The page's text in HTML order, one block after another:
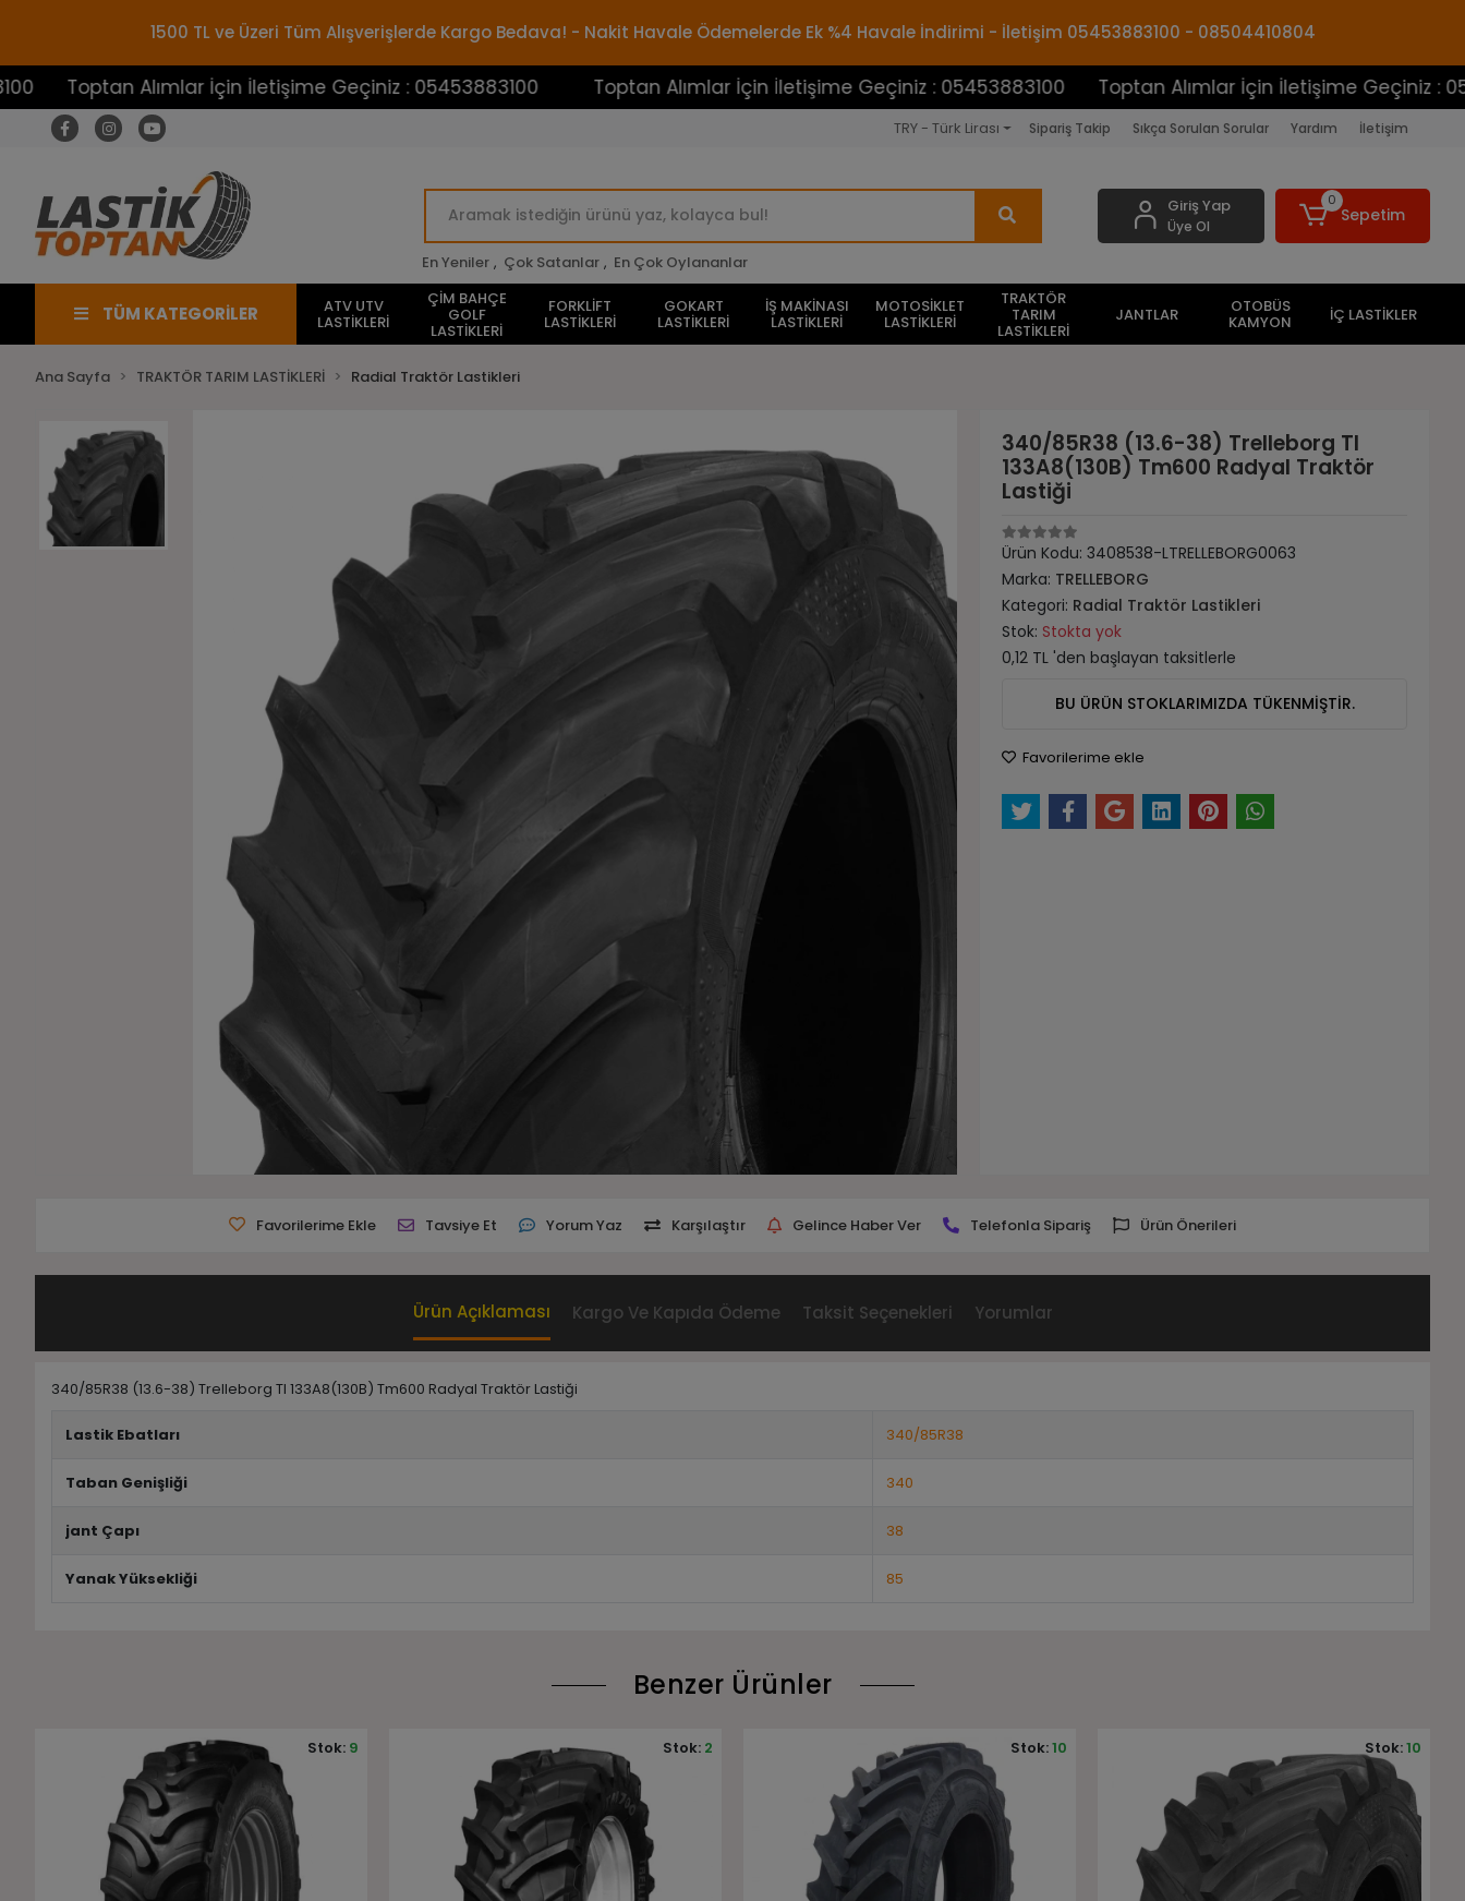
1500 TL ve Üzeri Tüm Alışverişlerde Kargo Bedava! - Nakit Havale Ödemelerde Ek %4 Havale İndirimi - İletişim 05453883100 - 08504410804
Alımlar İçin İletişime Geçiniz : 05453883100 Toptan Alımlar İçin İletişime Geçiniz : 05453883100 Toptan Alımlar İçin İletişime Geçiniz :
TRY - Türk Lirası Sipariş Takip Sıkça Sorulan Sorular Yardım İletişim
En Yeniler , Çok Satanlar , En Çok Oylananlar
Giriş Yap
Üye Ol
0
Sepetim
TÜM KATEGORİLER ATV UTV
LASTİKLERİ
ÇİM BAHÇE
GOLF
LASTİKLERİ
FORKLİFT
LASTİKLERİ
GOKART
LASTİKLERİ
İŞ MAKİNASI
LASTİKLERİ
MOTOSİKLET
LASTİKLERİ
TRAKTÖR
TARIM
LASTİKLERİ
JANTLAR OTOBÜS
KAMYON İÇ LASTİKLER
Ana Sayfa TRAKTÖR TARIM LASTİKLERİ Radial Traktör Lastikleri
340/85R38 (13.6-38) Trelleborg Tl
133A8(130B) Tm600 Radyal Traktör
Lastiği
Ürün Kodu:3408538-LTRELLEBORG0063
Marka: TRELLEBORG
Kategori: Radial Traktör Lastikleri
Stok: Stokta yok
0,12 TL 'den başlayan taksitlerle
BU ÜRÜN STOKLARIMIZDA TÜKENMİŞTİR.
Favorilerime ekle
Favorilerime Ekle Tavsiye Et Yorum Yaz Karşılaştır Gelince Haber Ver Telefonla Sipariş Ürün Önerileri
Ürün Açıklaması Kargo Ve Kapıda Ödeme Taksit Seçenekleri Yorumlar
340/85R38 (13.6-38) Trelleborg Tl 133A8(130B) Tm600 Radyal Traktör Lastiği
Lastik Ebatları 340/85R38
Taban Genişliği 340
jant Çapı 38
Yanak Yüksekliği 85
Benzer Ürünler
Stok: 2 Stok:10 Stok:10 Stok:10